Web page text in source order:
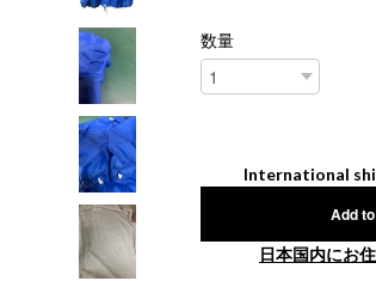
数量
International
Add
日本国内にお